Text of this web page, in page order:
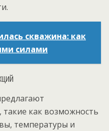
скважина: как
силами
как возможность
температуры и